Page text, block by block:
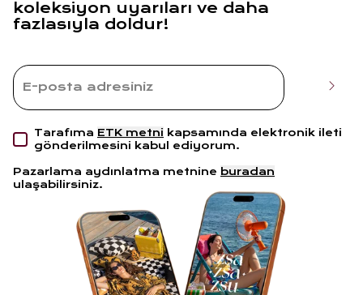
koleksiyon uyarıları ve daha
fazlasıyla doldur!
Tarafıma ETK metni kapsamında elektronik ileti
gönderilmesini kabul ediyorum.
Pazarlama aydınlatma metnine buradan
ulaşabilirsiniz.